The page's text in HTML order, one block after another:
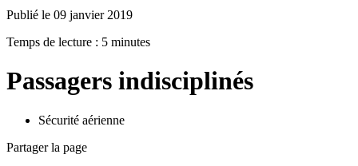
Publié le 09 janvier 2019
Temps de lecture : 5 minutes
Passagers indisciplinés
Sécurité aérienne
Partager la page